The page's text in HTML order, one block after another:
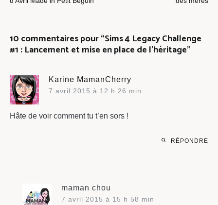
10 commentaires pour “Sims 4 Legacy Challenge
#1 : Lancement et mise en place de l’héritage”
Karine MamanCherry
7 avril 2015 à 12 h 26 min
Hâte de voir comment tu t’en sors !
RÉPONDRE
maman chou
7 avril 2015 à 15 h 58 min